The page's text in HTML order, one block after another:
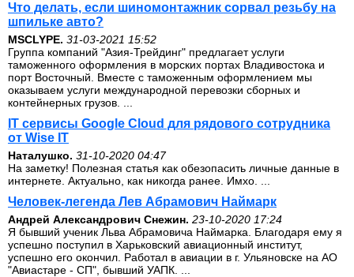
Что делать, если шиномонтажник сорвал резьбу на
шпильке авто?
MSCLYPE. 31-03-2021 15:52
Группа компаний "Азия-Трейдинг" предлагает услуги
таможенного оформления в морских портах Владивостока и
порт Восточный. Вместе с таможенным оформлением мы
оказываем услуги международной перевозки сборных и
контейнерных грузов. ...
IT сервисы Google Cloud для рядового сотрудника
от Wise IT
Наталушко. 31-10-2020 04:47
На заметку! Полезная статья как обезопасить личные данные в
интернете. Актуально, как никогда ранее. Имхо. ...
Человек-легенда Лев Абрамович Наймарк
Андрей Александрович Снежин. 23-10-2020 17:24
Я бывший ученик Льва Абрамовича Наймарка. Благодаря ему я
успешно поступил в Харьковский авиационный институт,
успешно его окончил. Работал в авиации в г. Ульяновске на АО
"Авиастаре - СП", бывший УАПК. ...